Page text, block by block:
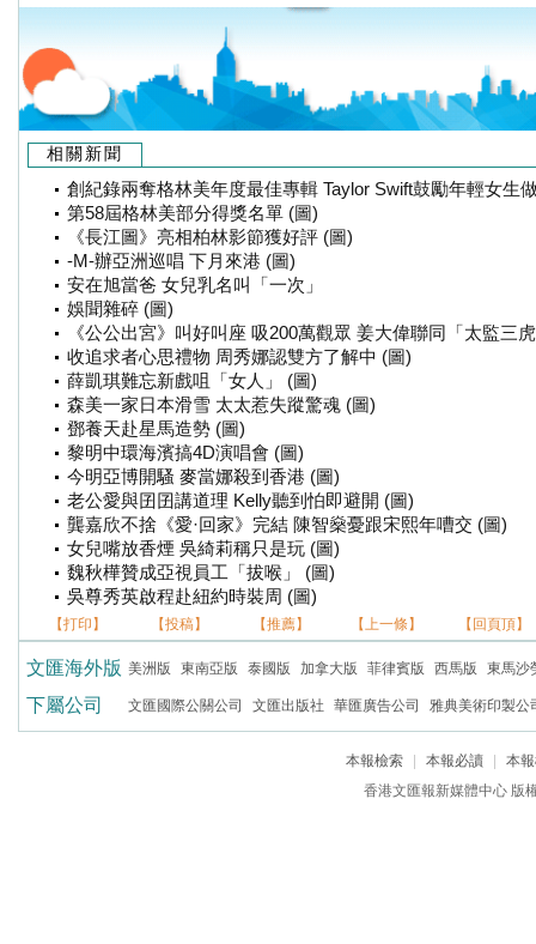
相關新聞
創紀錄兩奪格林美年度最佳專輯 Taylor Swift鼓勵年輕女生
第58屆格林美部分得獎名單 (圖)
《長江圖》亮相柏林影節獲好評 (圖)
-M-辦亞洲巡唱 下月來港 (圖)
安在旭當爸 女兒乳名叫「一次」
娛聞雜碎 (圖)
《公公出宮》叫好叫座 吸200萬觀眾 姜大偉聯同「太監三
收追求者心思禮物 周秀娜認雙方了解中 (圖)
薛凱琪難忘新戲咀「女人」 (圖)
森美一家日本滑雪 太太惹失蹤驚魂 (圖)
鄧養天赴星馬造勢 (圖)
黎明中環海濱搞4D演唱會 (圖)
今明亞博開騷 麥當娜殺到香港 (圖)
老公愛與囝囝講道理 Kelly聽到怕即避開 (圖)
龔嘉欣不捨《愛·回家》完結 陳智燊憂跟宋熙年嘈交 (圖)
女兒嘴放香煙 吳綺莉稱只是玩 (圖)
魏秋樺贊成亞視員工「拔喉」 (圖)
吳尊秀英啟程赴紐約時裝周 (圖)
【打印】 【投稿】 【推薦】 【上一條】 【回頁頂】
文匯海外版 美洲版 東南亞版 泰國版 加拿大版 菲律賓版 西馬版 東馬沙
下屬公司 文匯國際公關公司 文匯出版社 華匯廣告公司 雅典美術印製公
本報檢索 本報必讀
本
香港文匯報新媒體中心 版